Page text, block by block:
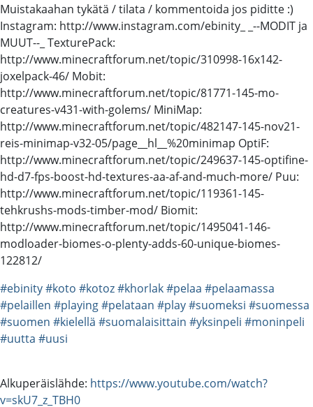
Muistakaahan tykätä / tilata / kommentoida jos piditte :)
Instagram: http://www.instagram.com/ebinity_ _--MODIT ja
MUUT--_ TexturePack:
http://www.minecraftforum.net/topic/310998-16x142-
joxelpack-46/ Mobit:
http://www.minecraftforum.net/topic/81771-145-mo-
creatures-v431-with-golems/ MiniMap:
http://www.minecraftforum.net/topic/482147-145-nov21-
reis-minimap-v32-05/page__hl__%20minimap OptiF:
http://www.minecraftforum.net/topic/249637-145-optifine-
hd-d7-fps-boost-hd-textures-aa-af-and-much-more/ Puu:
http://www.minecraftforum.net/topic/119361-145-
tehkrushs-mods-timber-mod/ Biomit:
http://www.minecraftforum.net/topic/1495041-146-
modloader-biomes-o-plenty-adds-60-unique-biomes-
122812/
#ebinity#koto #kotoz#khorlak#pelaa #pelaamassa
#pelaillen #playing#pelataan #play#suomeksi #suomessa
#suomen #kielellä #suomalaisittain #yksinpeli #moninpeli
#uutta #uusi
Alkuperäislähde: https://www.youtube.com/watch?
v=skU7_z_TBH0